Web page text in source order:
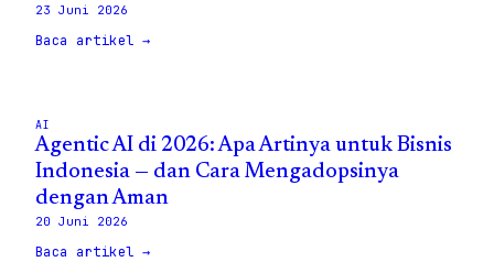
23 Juni 2026
Baca artikel →
AI
Agentic AI di 2026: Apa Artinya untuk Bisnis
Indonesia — dan Cara Mengadopsinya
dengan Aman
20 Juni 2026
Baca artikel →